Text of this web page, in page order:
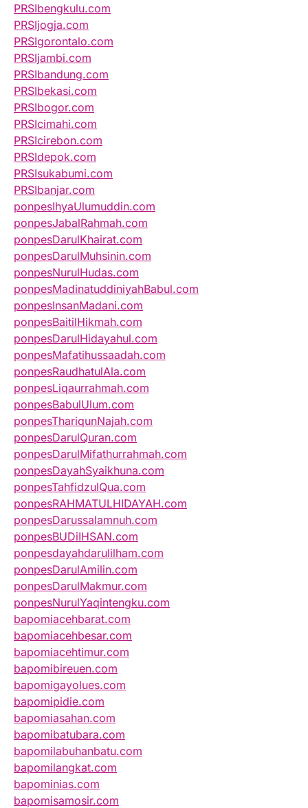
PRSIbengkulu.com
PRSIjogja.com
PRSIgorontalo.com
PRSIjambi.com
PRSIbandung.com
PRSIbekasi.com
PRSIbogor.com
PRSIcimahi.com
PRSIcirebon.com
PRSIdepok.com
PRSIsukabumi.com
PRSIbanjar.com
ponpesIhyaUlumuddin.com
ponpesJabalRahmah.com
ponpesDarulKhairat.com
ponpesDarulMuhsinin.com
ponpesNurulHudas.com
ponpesMadinatuddiniyahBabul.com
ponpesInsanMadani.com
ponpesBaitilHikmah.com
ponpesDarulHidayahul.com
ponpesMafatihussaadah.com
ponpesRaudhatulAla.com
ponpesLiqaurrahmah.com
ponpesBabulUlum.com
ponpesThariqunNajah.com
ponpesDarulQuran.com
ponpesDarulMifathurrahmah.com
ponpesDayahSyaikhuna.com
ponpesTahfidzulQua.com
ponpesRAHMATULHIDAYAH.com
ponpesDarussalamnuh.com
ponpesBUDiIHSAN.com
ponpesdayahdarulilham.com
ponpesDarulAmilin.com
ponpesDarulMakmur.com
ponpesNurulYaqintengku.com
bapomiacehbarat.com
bapomiacehbesar.com
bapomiacehtimur.com
bapomibireuen.com
bapomigayolues.com
bapomipidie.com
bapomiasahan.com
bapomibatubara.com
bapomilabuhanbatu.com
bapomilangkat.com
bapominias.com
bapomisamosir.com